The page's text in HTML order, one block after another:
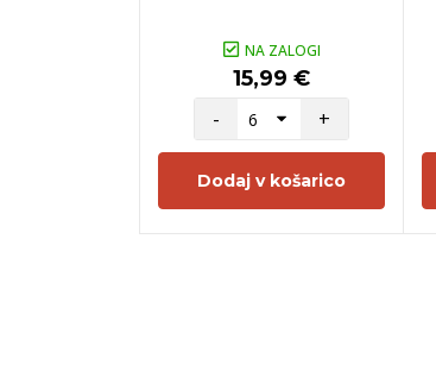
NA ZALOGI
15,99 €
-
+
Dodaj v košarico